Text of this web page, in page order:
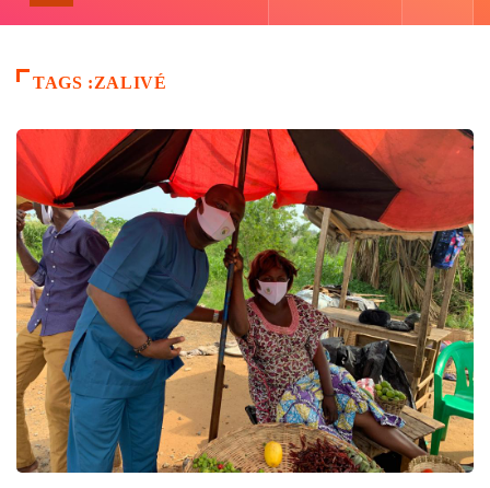
TAGS :ZALIVÉ